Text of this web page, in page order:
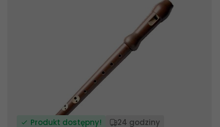
Produkt dostępny! 24 godziny